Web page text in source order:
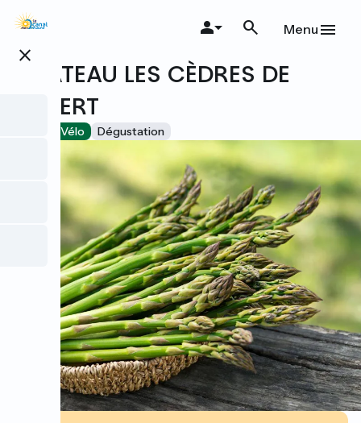
Aller
principal
close
Menu
CHÂTEAU LES CÈDRES DE
ROBERT
Accueil Vélo Dégustation